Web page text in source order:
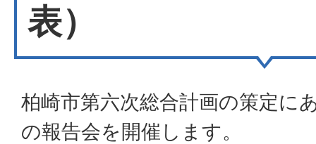
表）
柏崎市第六次総合計画の策定に
の報告会を開催します。